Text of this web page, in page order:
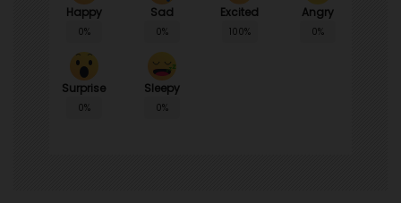
Happy
0%
Sad
0%
Excited
100%
Angry
0%
Surprise
0%
Sleepy
0%